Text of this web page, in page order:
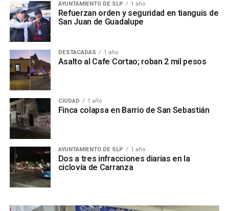
AYUNTAMIENTO DE SLP 1 año
Refuerzan orden y seguridad en tianguis de
San Juan de Guadalupe
DESTACADAS 1 año
Asalto al Cafe Cortao; roban 2 mil pesos
CIUDAD 1 año
Finca colapsa en Barrio de San Sebastián
AYUNTAMIENTO DE SLP 1 año
Dos a tres infracciones diarias en la
ciclovía de Carranza